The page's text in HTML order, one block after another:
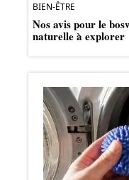
BIEN-ÊTRE
Nos avis pour le
naturelle à explorer